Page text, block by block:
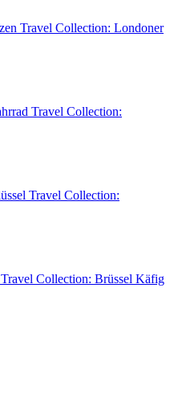
Travel Collection: Londoner
Travel Collection:
Travel Collection:
Travel Collection: Brüssel Käfig